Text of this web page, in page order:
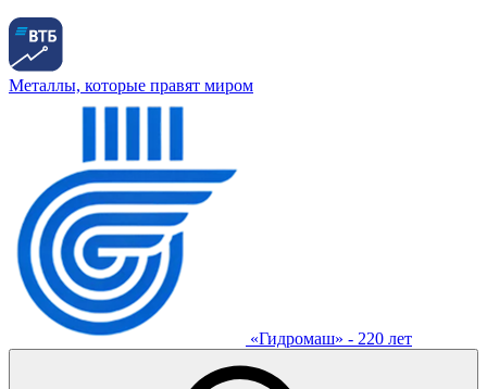
Металлы, которые правят миром
«Гидромаш» - 220 лет